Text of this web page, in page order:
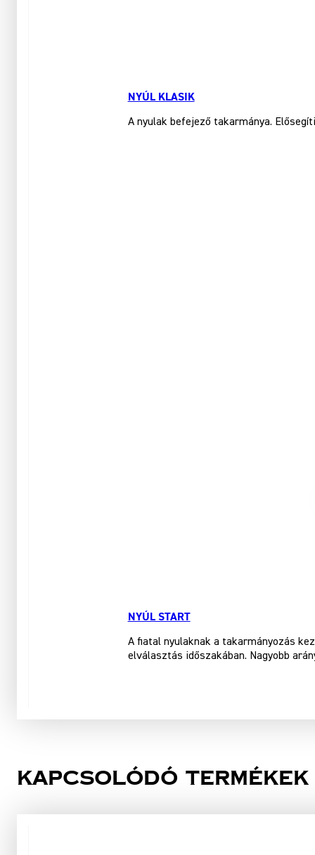
NYÚL KLASIK
A nyulak befejező takarmánya.
NYÚL START
A fiatal nyulaknak a takarmányozás
elválasztás időszakában. Nagyobb
Kapcsolódó termékek